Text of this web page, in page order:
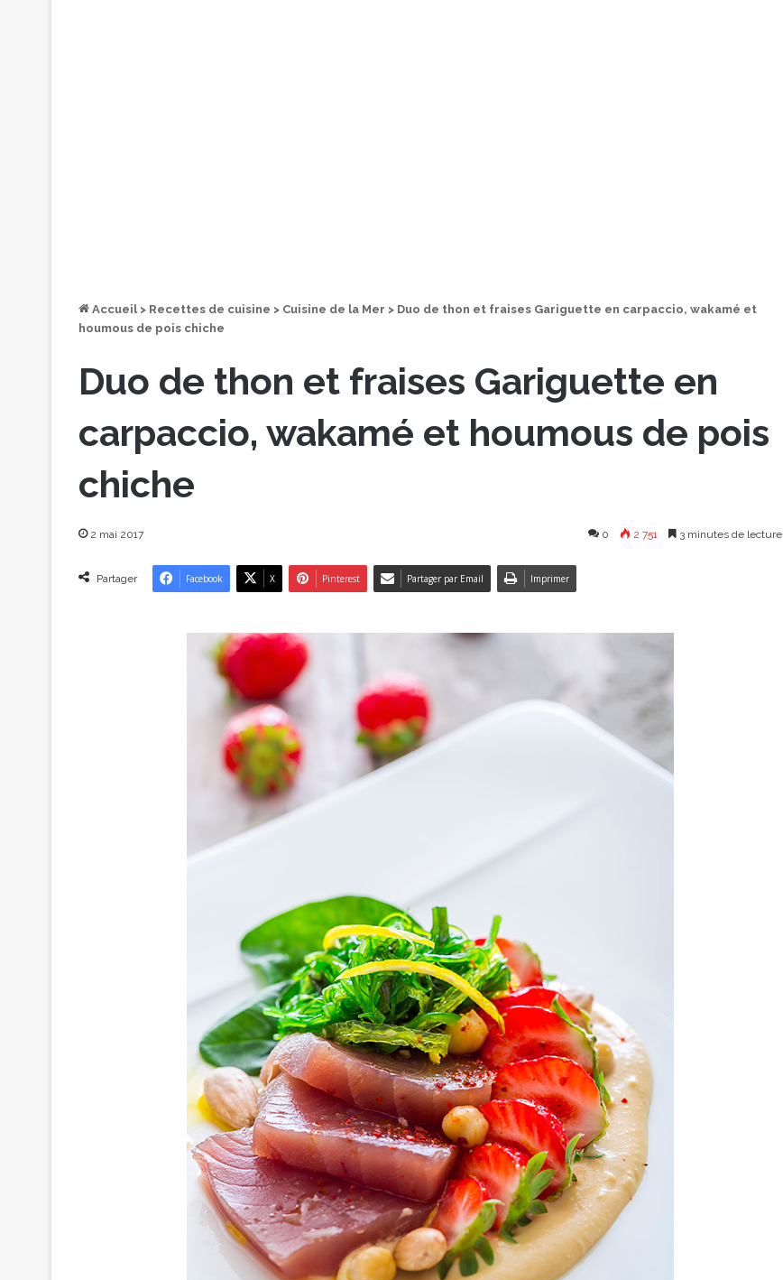
Accueil > Recettes de cuisine > Cuisine de la Mer > Duo de thon et fraises Gariguette en carpaccio, wakamé et
houmous de pois chiche
Duo de thon et fraises Gariguette en
carpaccio, wakamé et houmous de pois
chiche
2 mai 2017 0 2 751 3 minutes de lecture
Partager Facebook X Pinterest Partager par Email Imprimer